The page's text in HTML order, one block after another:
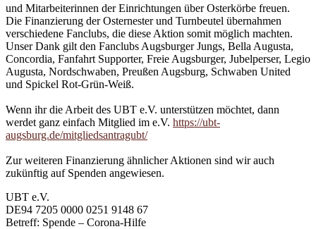
und Mitarbeiterinnen der Einrichtungen über Osterkörbe freuen.
Die Finanzierung der Osternester und Turnbeutel übernahmen
verschiedene Fanclubs, die diese Aktion somit möglich machten.
Unser Dank gilt den Fanclubs Augsburger Jungs, Bella Augusta,
Concordia, Fanfahrt Supporter, Freie Augsburger, Jubelperser, Legio
Augusta, Nordschwaben, Preußen Augsburg, Schwaben United
und Spickel Rot-Grün-Weiß.
Wenn ihr die Arbeit des UBT e.V. unterstützen möchtet, dann
werdet ganz einfach Mitglied im e.V. https://ubt-
augsburg.de/mitgliedsantragubt/
Zur weiteren Finanzierung ähnlicher Aktionen sind wir auch
zukünftig auf Spenden angewiesen.
UBT e.V.
DE94 7205 0000 0251 9148 67
Betreff: Spende – Corona-Hilfe